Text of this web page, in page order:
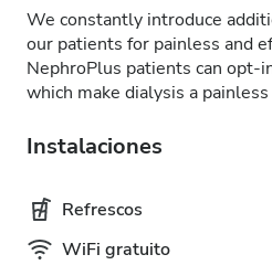
We constantly introduce
our patients for painless and
NephroPlus patients can opt-
which make dialysis a
Instalaciones
Refrescos
WiFi gratuito